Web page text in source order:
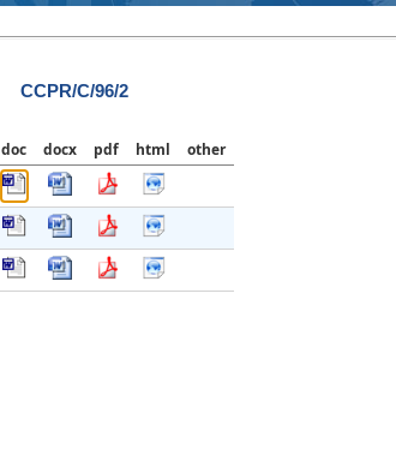
CCPR/C/96/2
doc docx pdf html
other